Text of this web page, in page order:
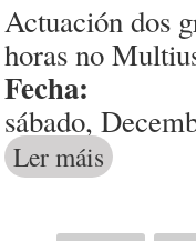
Actuación dos
horas no
Fecha:
sábado,
Ler máis acerca de